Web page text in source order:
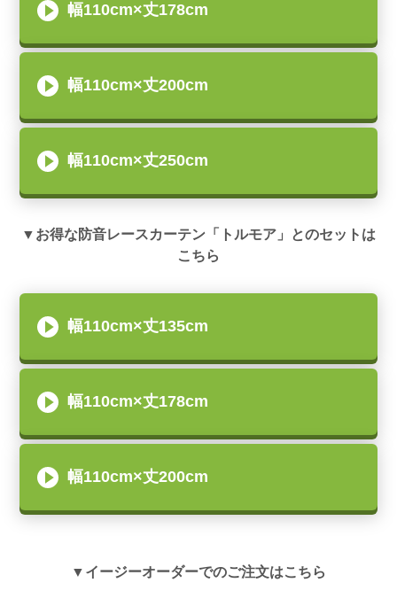
幅110cm×丈178cm
幅110cm×丈200cm
幅110cm×丈250cm
▼お得な防音レースカーテン「トルモア」とのセットは
こちら
幅110cm×丈135cm
幅110cm×丈178cm
幅110cm×丈200cm
▼イージーオーダーでのご注文はこちら